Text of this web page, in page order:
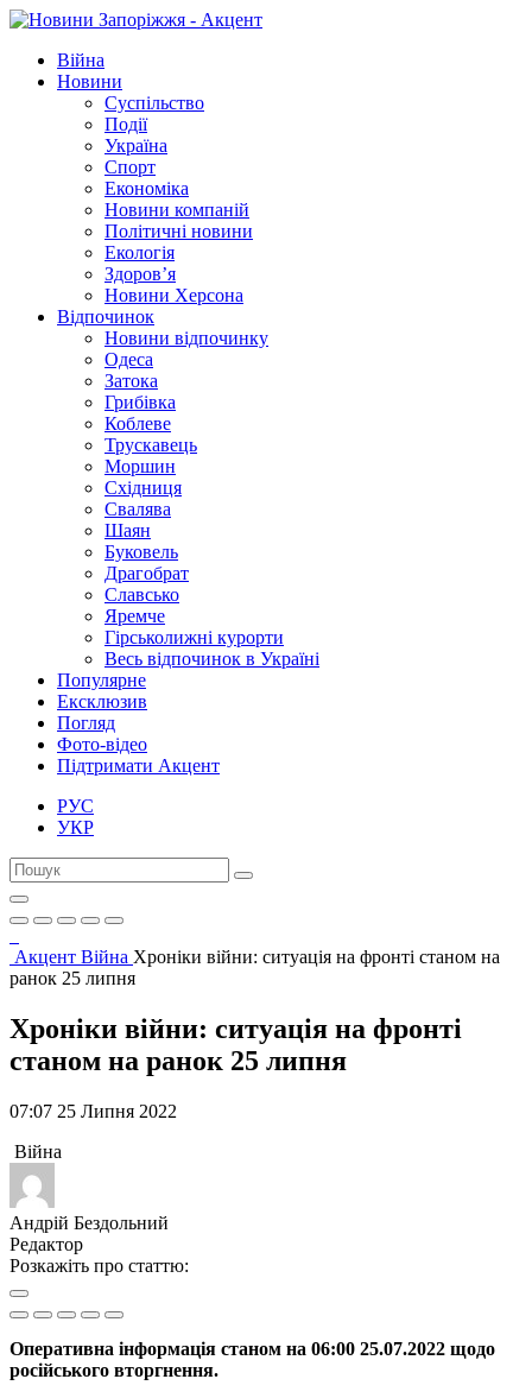
Війна
Новини
Суспільство
Події
Україна
Спорт
Економіка
Новини компаній
Політичні новини
Екологія
Здоров’я
Новини Херсона
Відпочинок
Новини відпочинку
Одеса
Затока
Грибівка
Коблеве
Трускавець
Моршин
Східниця
Свалява
Шаян
Буковель
Драгобрат
Славсько
Яремче
Гірськолижні курорти
Весь відпочинок в Україні
Популярне
Ексклюзив
Погляд
Фото-відео
Підтримати Акцент
РУС
УКР
Акцент Війна Хроніки війни: ситуація на фронті станом на
ранок 25 липня
Хроніки війни: ситуація на фронті
станом на ранок 25 липня
07:07 25 Липня 2022
Війна
Андрій Бездольний
Редактор
Розкажіть про статтю:
Оперативна інформація станом на 06:00 25.07.2022 щодо
російського вторгнення.